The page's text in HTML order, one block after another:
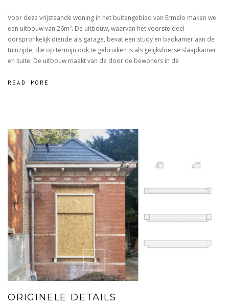
ERMELO
Voor deze vrijstaande woning in het buitengebied van Ermelo maken we
een uitbouw van 26m². De uitbouw, waarvan het voorste deel
oorspronkelijk diende als garage, bevat een study en badkamer aan de
tuinzijde, die op termijn ook te gebruiken is als gelijkvloerse slaapkamer
en suite. De uitbouw maakt van de door de bewoners in de
READ MORE
ORIGINELE DETAILS